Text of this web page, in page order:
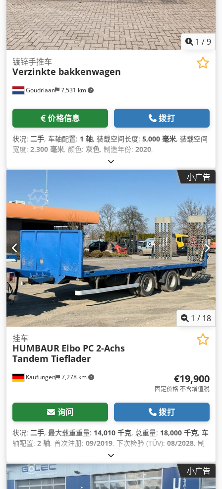
1 /9
Goudriaan 7,531 km
镀锌手推车
Verzinkte bakkenwagen
价格信息 拨打
状况: 二手, 车轴配置: 1 轴, 装载空间长度: 5,000 毫米, 装载空间
宽度: 2,300 毫米, 颜色: 灰色, 制造年份: 2020,
小广告
1 / 18
Kaufungen 7,278 km
挂车
HUMBAUR Elbo PC 2-Achs
Tandem Tieflader
€19,900
固定价格 不含增值税
询问 拨打
状况: 二手, 最大载重重量: 14,010 千克, 总重量: 18,000 千克, 车
轴配置: 2 轴, 首次注册: 09/2019, 下次检验 (TÜV): 08/2028, 制
防抱死制动系统 (ABS)
小广告